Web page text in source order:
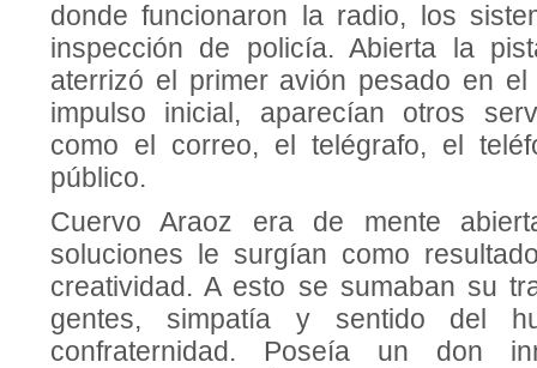
donde funcionaron la radio, los
inspección de policía. Abierta la
aterrizó el primer avión pesado en el
impulso inicial, aparecían otros
como el correo, el telégrafo, el
público.
Cuervo Araoz era de mente
soluciones le surgían como
creatividad. A esto se sumaban su
gentes, simpatía y sentido del
confraternidad. Poseía un don